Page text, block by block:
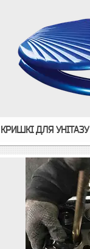
КРИШКІ ДЛЯ УНІТАЗУ